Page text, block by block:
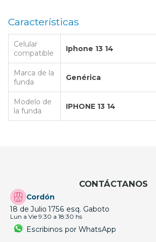
Características
Celular
compatible
Iphone 13 14
Marca de la
funda
Genérica
Modelo de
la funda
IPHONE 13 14
CONTÁCTANOS
Cordón
18 de Julio 1756 esq. Gaboto
Lun a Vie 9:30 a 18:30 hs
Escribinos por WhatsApp